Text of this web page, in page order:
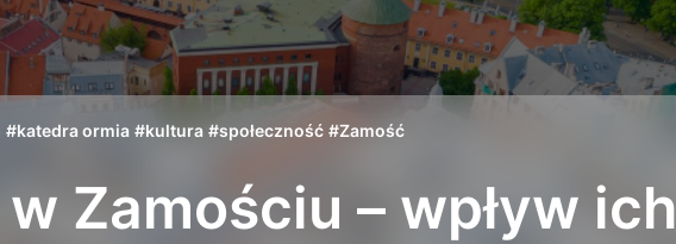
#katedra ormia #kultura #społeczność #Zamość
Zamościu – wpływ ich